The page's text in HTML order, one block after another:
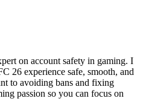
on account safety in gaming. I
26 experience safe, smooth, and
to avoiding bans and fixing
passion so you can focus on